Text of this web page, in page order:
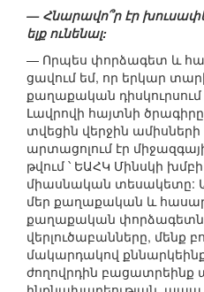
— Հնարավո՞ր էր
ելք ունենալ:
— Որպես փորձագետ և
ցավում եմ, որ երկար
քաղաքական
Լավրովի հայտնի
տվեցին վերջին ամիսների
արտացոլում էր
թվում ՝ ԵԱՀԿ Մինսկի
միասնական տեսակետը:
մեր քաղաքական և
քաղաքական
վերլուծաբանները, մենք
մակարդակով
ժողովրդին բացատրեինք